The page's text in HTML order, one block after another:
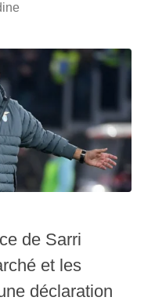
de Sarri
et les
déclaration